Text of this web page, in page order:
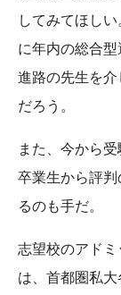
してみてほし
に年内の総合型
進路の先生を
だろう。
また、今から
卒業生から評
るのも手だ。
志望校のアド
は、首都圏私大